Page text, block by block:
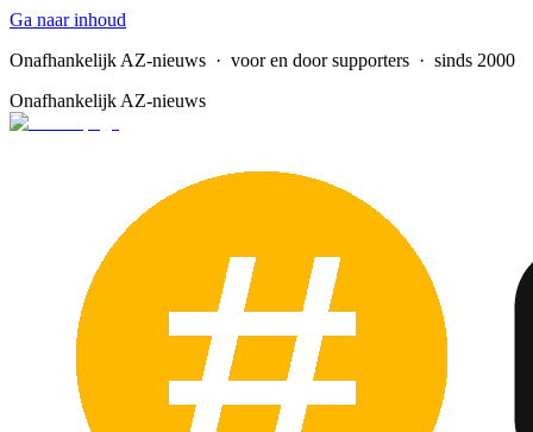
Ga naar inhoud
Onafhankelijk AZ-nieuws · voor en door supporters · sinds 2000
Onafhankelijk AZ-nieuws